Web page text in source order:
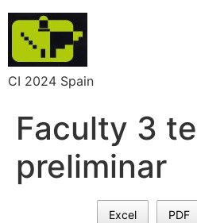
CI 2024 Spain
Faculty 3
preliminar
Excel PDF